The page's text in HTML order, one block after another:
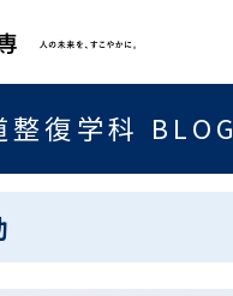
整復学科 BLOG